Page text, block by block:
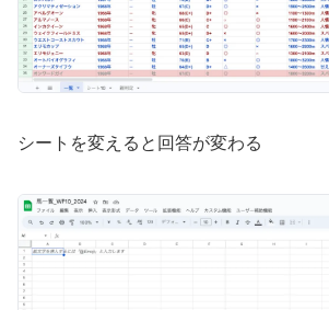
シートを変えると回答が変わる